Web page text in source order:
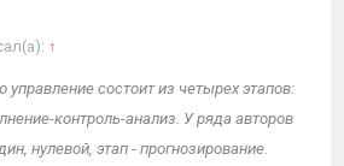
↑
управление состоит из четырех этапов:
контроль-анализ. У ряда авторов
нулевой, этап - прогнозирование.